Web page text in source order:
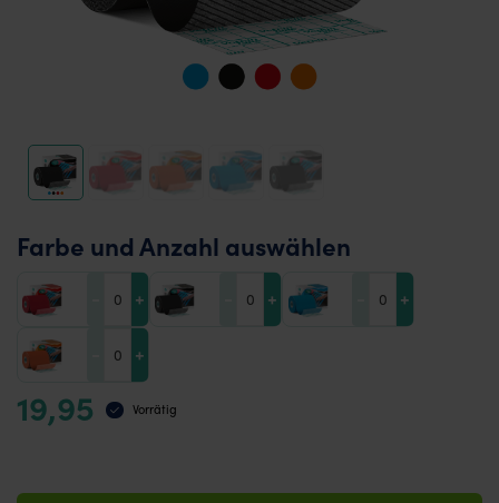
Farbe und Anzahl auswählen
+ + +
+
19,95 Vorrätig